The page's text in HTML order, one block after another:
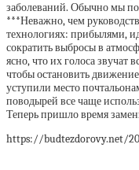
заболеваний. Обычно мы
***Неважно, чем
технологиях: прибылями,
сократить выбросы в
ясно, что их голоса звучат
чтобы остановить
уступили место
поводырей все чаще
Теперь пришло время
https://budtezdorovy.net/